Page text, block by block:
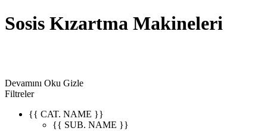
Sosis Kızartma Makineleri
Devamını Oku Gizle
Filtreler
{{ CAT. NAME }}
{{ SUB. NAME }}